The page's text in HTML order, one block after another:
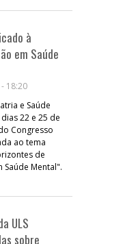
à
em Saúde
18:20
e Saúde
22 e 25 de
Congresso
ao tema
de
Mental".
ULS
sobre